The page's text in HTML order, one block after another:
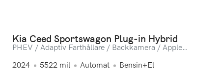
Kia Ceed Sportswagon Plug-in Hybrid
PHEV / Adaptiv Farthållare / Backkamera / Apple
2024
5522 mil Automat Bensin+El